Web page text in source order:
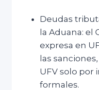
Deudas
la Aduana: el
expresa en
las
UFV solo por
formales.